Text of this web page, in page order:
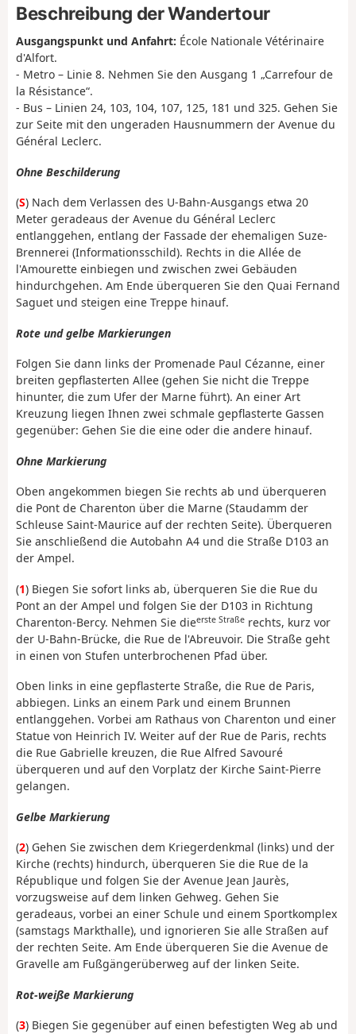
Beschreibung der Wandertour
Ausgangspunkt und Anfahrt: École Nationale Vétérinaire
d'Alfort.
- Metro – Linie 8. Nehmen Sie den Ausgang 1 „Carrefour de
la Résistance“.
- Bus – Linien 24, 103, 104, 107, 125, 181 und 325. Gehen Sie
zur Seite mit den ungeraden Hausnummern der Avenue du
Général Leclerc.
Ohne Beschilderung
(S) Nach dem Verlassen des U-Bahn-Ausgangs etwa 20
Meter geradeaus der Avenue du Général Leclerc
entlanggehen, entlang der Fassade der ehemaligen Suze-
Brennerei (Informationsschild). Rechts in die Allée de
l'Amourette einbiegen und zwischen zwei Gebäuden
hindurchgehen. Am Ende überqueren Sie den Quai Fernand
Saguet und steigen eine Treppe hinauf.
Rote und gelbe Markierungen
Folgen Sie dann links der Promenade Paul Cézanne, einer
breiten gepflasterten Allee (gehen Sie nicht die Treppe
hinunter, die zum Ufer der Marne führt). An einer Art
Kreuzung liegen Ihnen zwei schmale gepflasterte Gassen
gegenüber: Gehen Sie die eine oder die andere hinauf.
Ohne Markierung
Oben angekommen biegen Sie rechts ab und überqueren
die Pont de Charenton über die Marne (Staudamm der
Schleuse Saint-Maurice auf der rechten Seite). Überqueren
Sie anschließend die Autobahn A4 und die Straße D103 an
der Ampel.
(1) Biegen Sie sofort links ab, überqueren Sie die Rue du
Pont an der Ampel und folgen Sie der D103 in Richtung
Charenton-Bercy. Nehmen Sie dieerste Straße rechts, kurz vor
der U-Bahn-Brücke, die Rue de l'Abreuvoir. Die Straße geht
in einen von Stufen unterbrochenen Pfad über.
Oben links in eine gepflasterte Straße, die Rue de Paris,
abbiegen. Links an einem Park und einem Brunnen
entlanggehen. Vorbei am Rathaus von Charenton und einer
Statue von Heinrich IV. Weiter auf der Rue de Paris, rechts
die Rue Gabrielle kreuzen, die Rue Alfred Savouré
überqueren und auf den Vorplatz der Kirche Saint-Pierre
gelangen.
Gelbe Markierung
(2) Gehen Sie zwischen dem Kriegerdenkmal (links) und der
Kirche (rechts) hindurch, überqueren Sie die Rue de la
République und folgen Sie der Avenue Jean Jaurès,
vorzugsweise auf dem linken Gehweg. Gehen Sie
geradeaus, vorbei an einer Schule und einem Sportkomplex
(samstags Markthalle), und ignorieren Sie alle Straßen auf
der rechten Seite. Am Ende überqueren Sie die Avenue de
Gravelle am Fußgängerüberweg auf der linken Seite.
Rot-weiße Markierung
(3) Biegen Sie gegenüber auf einen befestigten Weg ab und